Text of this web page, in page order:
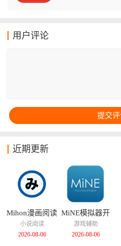
用户评论
近期更新
Mihon漫画阅读
器
小说阅读
2026-08-06
MiNE模拟器开
源版
游戏辅助
2026-08-06